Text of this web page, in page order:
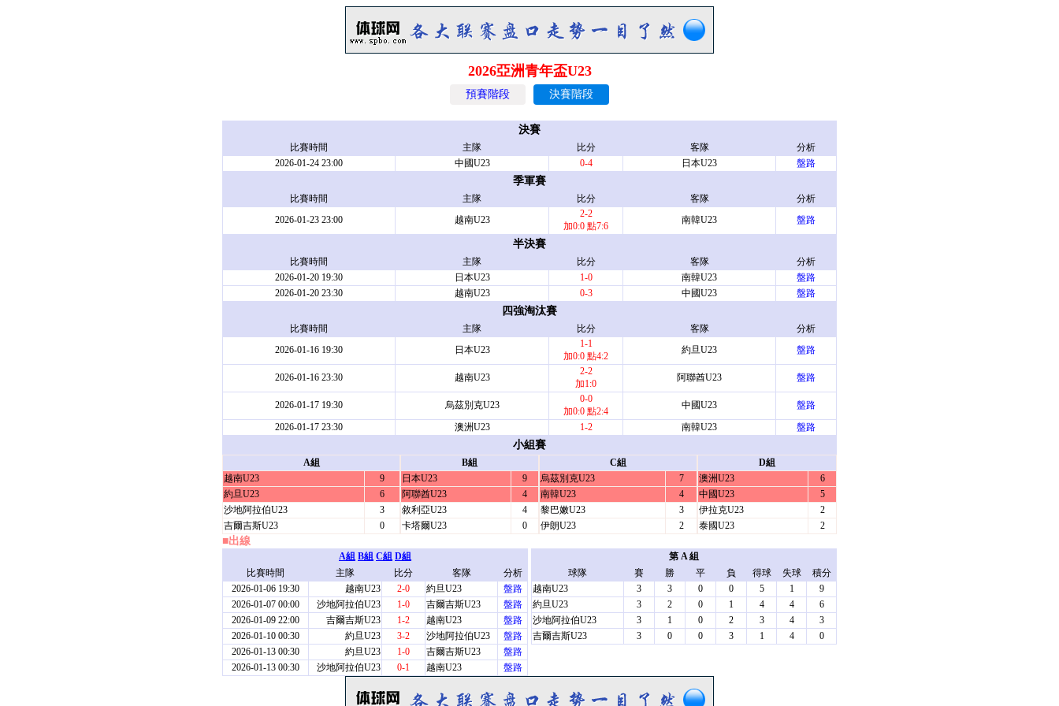
2026亞洲青年盃U23
預賽階段 決賽階段
決賽
比賽時間 主隊 比分 客隊
分析
2026-01-24 23:00
中國U23 0-4 日本U23 盤路
季軍賽
比賽時間 主隊 比分 客隊
分析
2026-01-23 23:00
越南U23
2-2
加0:0 點7:6
南韓U23 盤路
半決賽
比賽時間 主隊 比分 客隊
分析
2026-01-20 19:30
日本U23 1-0 南韓U23
盤路
2026-01-20 23:30
越南U23 0-3 中國U23 盤路
四強淘汰賽
比賽時間 主隊 比分 客隊
分析
2026-01-16 19:30
日本U23
1-1
加0:0 點4:2
約旦U23 盤路
2026-01-16 23:30 越南U23
2-2
加1:0
阿聯酋U23 盤路
2026-01-17 19:30 烏茲別克U23
0-0
加0:0 點2:4
中國U23
盤路
2026-01-17 23:30
澳洲U23 1-2 南韓U23 盤路
小組賽
A組
越南U23
9
約旦U23
6
沙地阿拉伯U23
3
吉爾吉斯U23
0
B組
日本U23
9
阿聯酋U23
4
敘利亞U23
4
卡塔爾U23
0
C組
烏茲別克U23
7
南韓U23
4
黎巴嫩U23
3
伊朗U23
2
D組
澳洲U23
6
中國U23
5
伊拉克U23
2
泰國U23
2
■出線
A組 B組 C組 D組
比賽時間
主隊 比分 客隊
分析
2026-01-06 19:30
越南U23 2-0 約旦U23
盤路
2026-01-07 00:00
沙地阿拉伯U23 1-0 吉爾吉斯U23
盤路
2026-01-09 22:00
吉爾吉斯U23 1-2 越南U23
盤路
2026-01-10 00:30
約旦U23 3-2 沙地阿拉伯U23
盤路
2026-01-13 00:30
約旦U23 1-0 吉爾吉斯U23
盤路
2026-01-13 00:30
沙地阿拉伯U23 0-1 越南U23 盤路
第 A 組
球隊
賽 勝 平 負 得球 失球
積分
越南U23
3 3 0 0 5 1
9
約旦U23
3 2 0 1 4 4
6
沙地阿拉伯U23
3 1 0 2 3 4
3
吉爾吉斯U23
3 0 0 3 1 4 0